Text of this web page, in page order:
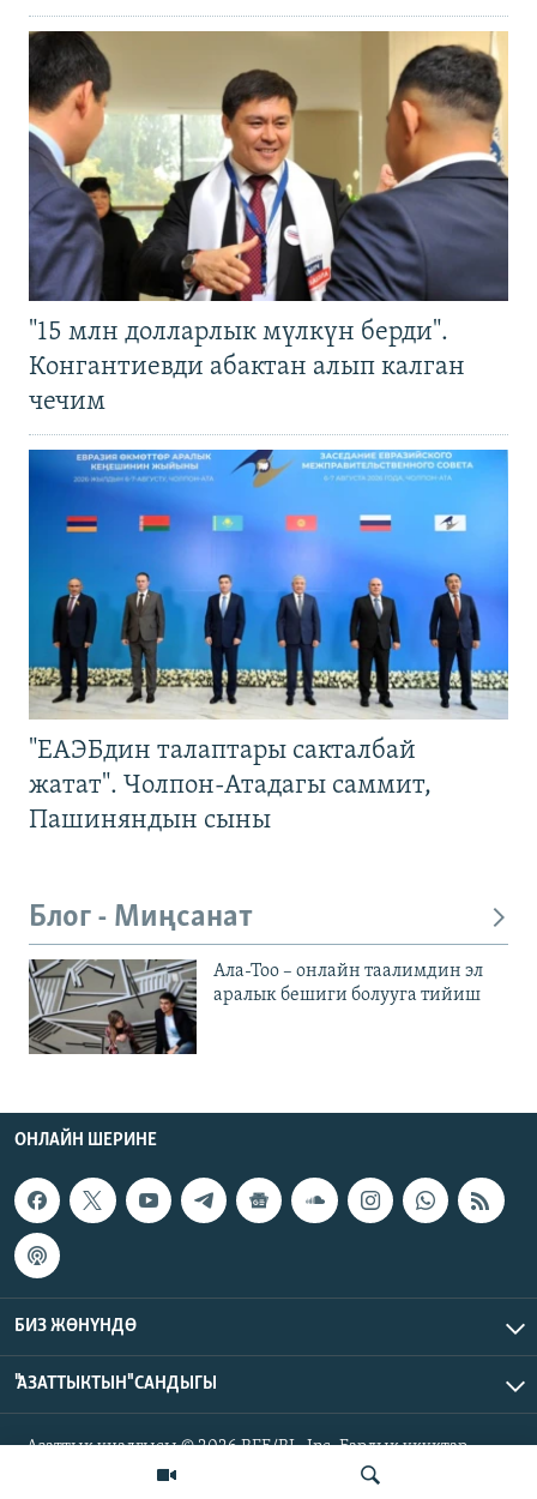
"15 млн долларлык мүлкүн берди".
Конгантиевди абактан алып калган
чечим
"ЕАЭБдин талаптары сакталбай
жатат". Чолпон-Атадагы саммит,
Пашиняндын сыны
Блог - Миңсанат
Ала-Тоо – онлайн таалимдин эл
аралык бешиги болууга тийиш
ОНЛАЙН ШЕРИНЕ
БИЗ ЖӨНҮНДӨ
"АЗАТТЫКТЫН" САНДЫГЫ
Азаттык үналгысы © 2026 RFE/RL, Inc. Бардык укуктар